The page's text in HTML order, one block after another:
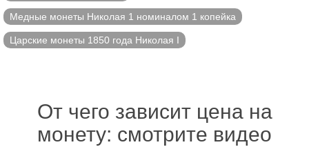
Медные монеты Николая 1 номиналом 1 копейка
Царские монеты 1850 года Николая I
От чего зависит цена на
монету: смотрите видео